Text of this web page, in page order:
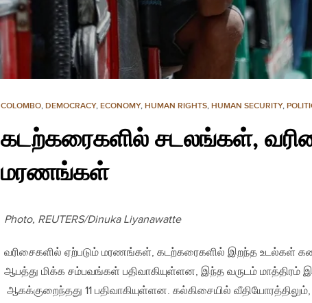
COLOMBO, DEMOCRACY, ECONOMY, HUMAN RIGHTS, HUMAN SECURITY,
கடற்கரைகளில் சடலங்கள்,
மரணங்கள்
Photo, REUTERS/Dinuka Liyanawatte
வரிசைகளில் ஏற்படும் மரணங்கள், கடற்கரைகளில் இறந்த உடல்கள்
ஆபத்து மிக்க சம்பவங்கள் பதிவாகியுள்ளன, இந்த வருடம்
ஆகக்குறைந்தது 11 பதிவாகியுள்ளன. கல்கிசையில்